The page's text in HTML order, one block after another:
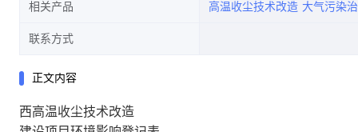
相关产品 高温收尘技术改造 大气污染
联系方式
正文内容
西高温收尘技术改造